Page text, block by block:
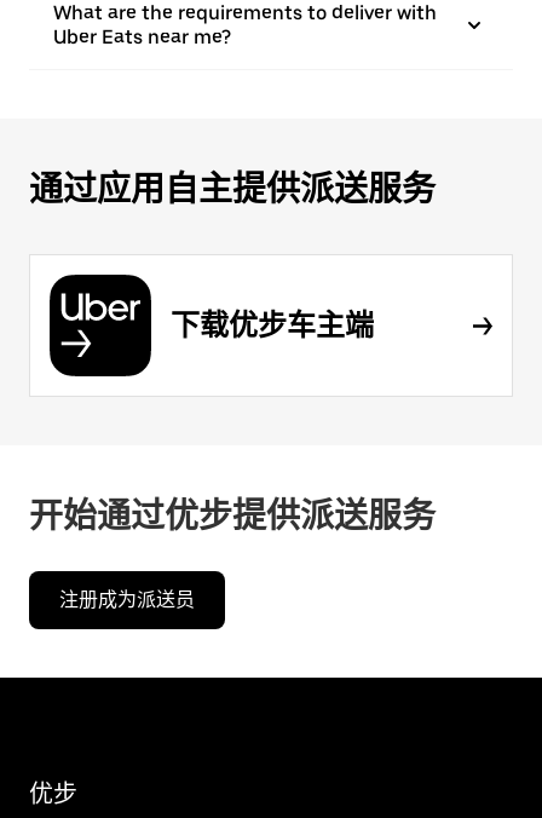
What are the requirements to deliver with
Uber Eats near me?
通过应用自主提供派送服务
下载优步车主端
开始通过优步提供派送服务
注册成为派送员
优步